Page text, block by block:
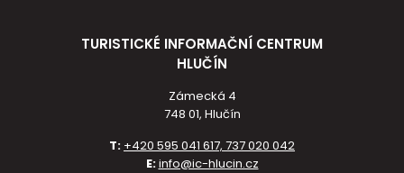
TURISTICKÉ INFORMAČNÍ CENTRUM
HLUČÍN
Zámecká 4
748 01, Hlučín
T: +420 595 041 617, 737 020 042
E:info@ic-hlucin.cz